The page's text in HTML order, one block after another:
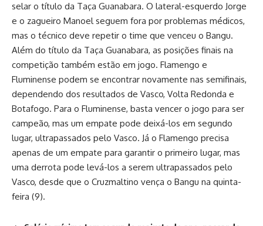
selar o título da Taça Guanabara. O lateral-esquerdo Jorge
e o zagueiro Manoel seguem fora por problemas médicos,
mas o técnico deve repetir o time que venceu o Bangu.
Além do título da Taça Guanabara, as posições finais na
competição também estão em jogo. Flamengo e
Fluminense podem se encontrar novamente nas semifinais,
dependendo dos resultados de Vasco, Volta Redonda e
Botafogo. Para o Fluminense, basta vencer o jogo para ser
campeão, mas um empate pode deixá-los em segundo
lugar, ultrapassados pelo Vasco. Já o Flamengo precisa
apenas de um empate para garantir o primeiro lugar, mas
uma derrota pode levá-los a serem ultrapassados pelo
Vasco, desde que o Cruzmaltino vença o Bangu na quinta-
feira (9).